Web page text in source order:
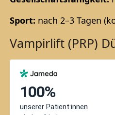
Sport: nach 2–3 Tagen
Vampirlift (PRP)